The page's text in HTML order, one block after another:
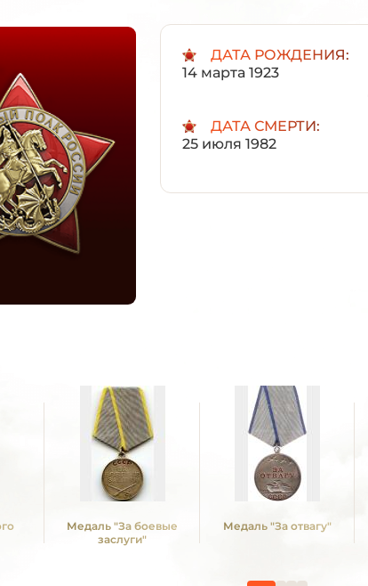
ДАТА РОЖДЕНИЯ:
14 марта 1923
ДАТА СМЕРТИ:
25 июля 1982
Медаль "За боевые
заслуги"
Медаль "За отвагу"